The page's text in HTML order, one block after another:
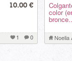
10.00 €
1 0
color
Noelia